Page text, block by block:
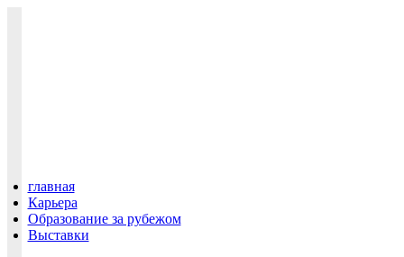
главная
Карьера
Образование за рубежом
Выставки